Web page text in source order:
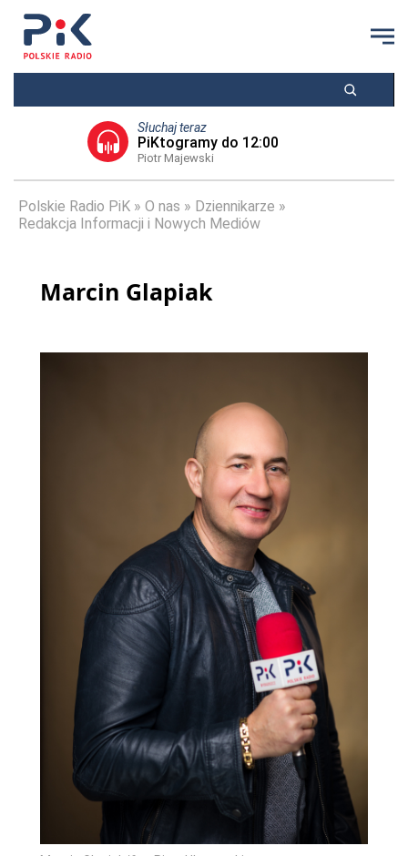
Słuchaj teraz
PiKtogramy do 12:00
Piotr Majewski
Polskie Radio PiK O nas
Dziennikarze
Redakcja Informacji i Nowych Mediów
Marcin Glapiak